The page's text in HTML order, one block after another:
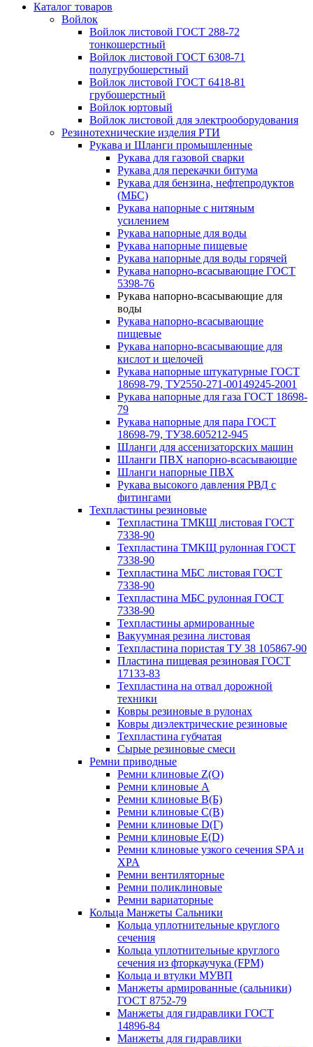
Каталог товаров
Войлок
Войлок листовой ГОСТ 288-72
тонкошерстный
Войлок листовой ГОСТ 6308-71
полугрубошерстный
Войлок листовой ГОСТ 6418-81
грубошерстный
Войлок юртовый
Войлок листовой для электрооборудования
Резинотехнические изделия РТИ
Рукава и Шланги промышленные
Рукава для газовой сварки
Рукава для перекачки битума
Рукава для бензина, нефтепродуктов
(МБС)
Рукава напорные с нитяным
усилением
Рукава напорные для воды
Рукава напорные пищевые
Рукава напорные для воды горячей
Рукава напорно-всасывающие ГОСТ
5398-76
Рукава напорно-всасывающие для
воды
Рукава напорно-всасывающие
пищевые
Рукава напорно-всасывающие для
кислот и щелочей
Рукава напорные штукатурные ГОСТ
18698-79, ТУ2550-271-00149245-2001
Рукава напорные для газа ГОСТ 18698-
79
Рукава напорные для пара ГОСТ
18698-79, ТУ38.605212-945
Шланги для ассенизаторских машин
Шланги ПВХ напорно-всасывающие
Шланги напорные ПВХ
Рукава высокого давления РВД с
фитингами
Техпластины резиновые
Техпластина ТМКЩ листовая ГОСТ
7338-90
Техпластина ТМКЩ рулонная ГОСТ
7338-90
Техпластина МБС листовая ГОСТ
7338-90
Техпластина МБС рулонная ГОСТ
7338-90
Техпластины армированные
Вакуумная резина листовая
Техпластина пористая ТУ 38 105867-90
Пластина пищевая резиновая ГОСТ
17133-83
Техпластина на отвал дорожной
техники
Ковры резиновые в рулонах
Ковры диэлектрические резиновые
Техпластина губчатая
Сырые резиновые смеси
Ремни приводные
Ремни клиновые Z(О)
Ремни клиновые A
Ремни клиновые B(Б)
Ремни клиновые C(В)
Ремни клиновые D(Г)
Ремни клиновые Е(D)
Ремни клиновые узкого сечения SPA и
XPA
Ремни вентиляторные
Ремни поликлиновые
Ремни вариаторные
Кольца Манжеты Сальники
Кольца уплотнительные круглого
сечения
Кольца уплотнительные круглого
сечения из фторкаучука (FPM)
Кольца и втулки МУВП
Манжеты армированные (сальники)
ГОСТ 8752-79
Манжеты для гидравлики ГОСТ
14896-84
Манжеты для гидравлики